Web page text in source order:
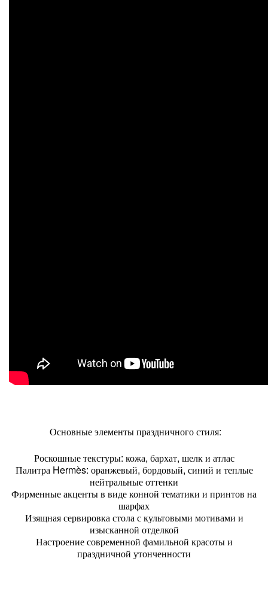
Основные элементы праздничного стиля:
Роскошные текстуры: кожа, бархат, шелк и атлас
Палитра Hermès: оранжевый, бордовый, синий и теплые
нейтральные оттенки
Фирменные акценты в виде конной тематики и принтов на
шарфах
Изящная сервировка стола с культовыми мотивами и
изысканной отделкой
Настроение современной фамильной красоты и
праздничной утонченности